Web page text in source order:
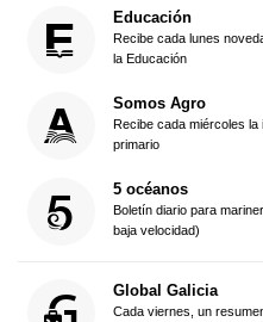
Educación
Recibe cada lunes
la Educación
Somos Agro
Recibe cada miércoles
primario
5 océanos
Boletín diario para
baja velocidad)
Global Galicia
Cada viernes, un